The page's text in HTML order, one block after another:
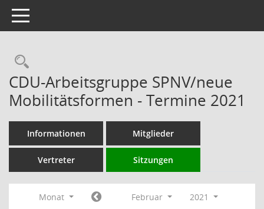
Toggle navigation
Rechercheauswahl
CDU-Arbeitsgruppe SPNV/neue
Mobilitätsformen - Termine 2021
Informationen Mitglieder
Vertreter Sitzungen
Monat Februar
2021